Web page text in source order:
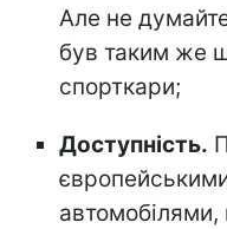
Але не
був таким же
спорткари;
Доступність.